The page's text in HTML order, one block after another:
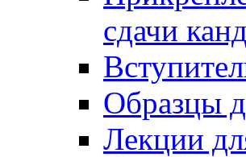
сдачи
Образцы
Лекции